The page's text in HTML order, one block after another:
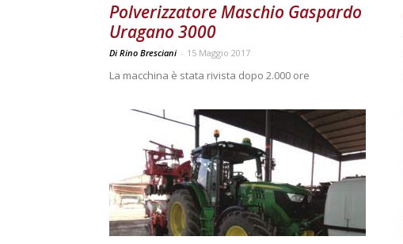
Polverizzatore Maschio Gaspardo
Uragano 3000
Di Rino Bresciani - 15 Maggio 2017
La macchina è stata rivista dopo 2.000 ore